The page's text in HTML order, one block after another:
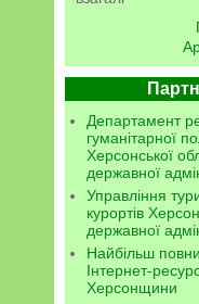
Департамент
гуманітарної
Херсонської
державної
Управління
курортів
державної
Найбільш
Інтернет-
Херсонщини